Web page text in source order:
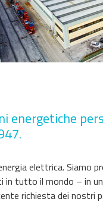
energetiche
elettrica. Siamo
in tutto il mondo – in
richiesta dei